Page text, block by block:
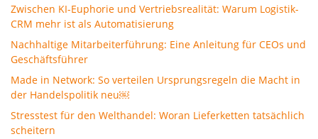
Zwischen KI-Euphorie und Vertriebsrealität: Warum Logistik-
CRM mehr ist als Automatisierung
Nachhaltige Mitarbeiterführung: Eine Anleitung für CEOs und
Geschäftsführer
Made in Network: So verteilen Ursprungsregeln die Macht in
der Handelspolitik neu￼
Stresstest für den Welthandel: Woran Lieferketten tatsächlich
scheitern